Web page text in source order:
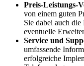
Preis-Leistungs-
von einem guten
Sie dabei auch
eventuelle
Service und
umfassende
erfolgreiche